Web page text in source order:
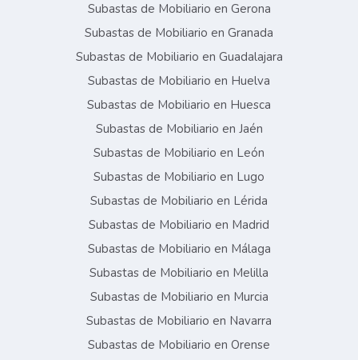
Subastas de Mobiliario en Gerona
Subastas de Mobiliario en Granada
Subastas de Mobiliario en Guadalajara
Subastas de Mobiliario en Huelva
Subastas de Mobiliario en Huesca
Subastas de Mobiliario en Jaén
Subastas de Mobiliario en León
Subastas de Mobiliario en Lugo
Subastas de Mobiliario en Lérida
Subastas de Mobiliario en Madrid
Subastas de Mobiliario en Málaga
Subastas de Mobiliario en Melilla
Subastas de Mobiliario en Murcia
Subastas de Mobiliario en Navarra
Subastas de Mobiliario en Orense